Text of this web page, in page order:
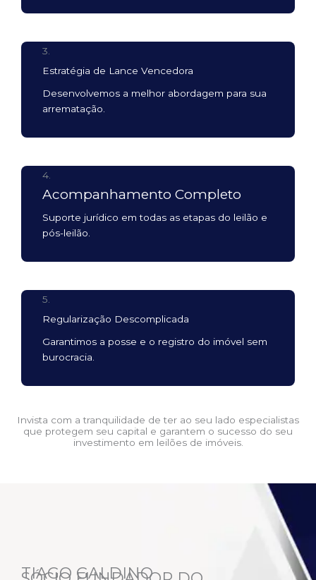
3.
Estratégia de Lance Vencedora
Desenvolvemos a melhor abordagem para sua
arrematação.
4.
Acompanhamento Completo
Suporte jurídico em todas as etapas do leilão e
pós-leilão.
5.
Regularização Descomplicada
Garantimos a posse e o registro do imóvel sem
burocracia.
Invista com a tranquilidade de ter ao seu lado especialistas
que protegem seu capital e garantem o sucesso do seu
investimento em leilões de imóveis.
TIAGO GALDINO